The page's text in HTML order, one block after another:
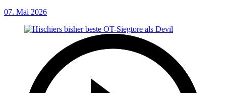
07. Mai 2026